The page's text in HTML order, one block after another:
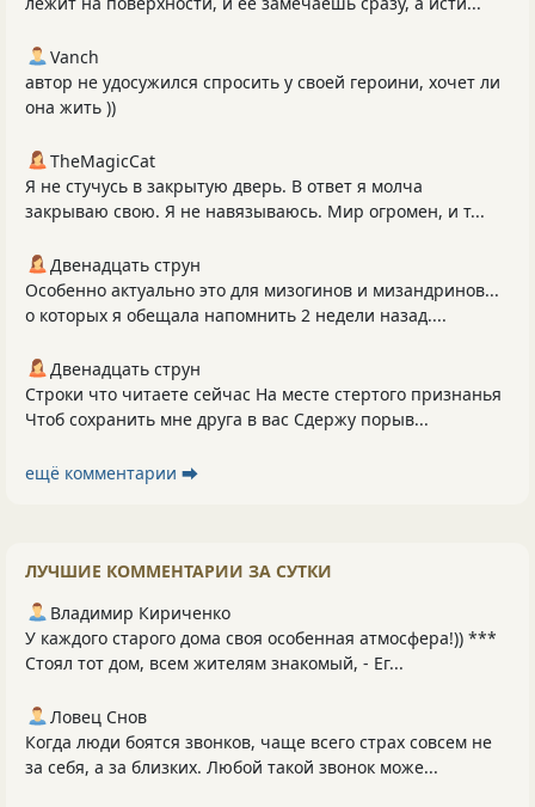
Vanch
автор не удосужился спросить у своей героини, хочет ли
она жить ))
TheMagicCat
Я не стучусь в закрытую дверь. В ответ я молча
закрываю свою. Я не навязываюсь. Мир огромен, и т...
Двенадцать струн
Особенно актуально это для мизогинов и мизандринов...
о которых я обещала напомнить 2 недели назад....
Двенадцать струн
Строки что читаете сейчас На месте стертого признанья
Чтоб сохранить мне друга в вас Сдержу порыв...
ещё комментарии ⮕
ЛУЧШИЕ КОММЕНТАРИИ ЗА СУТКИ
Владимир Кириченко
У каждого старого дома своя особенная атмосфера!)) ***
Стоял тот дом, всем жителям знакомый, - Ег...
Ловец Снов
Когда люди боятся звонков, чаще всего страх совсем не
за себя, а за близких. Любой такой звонок може...